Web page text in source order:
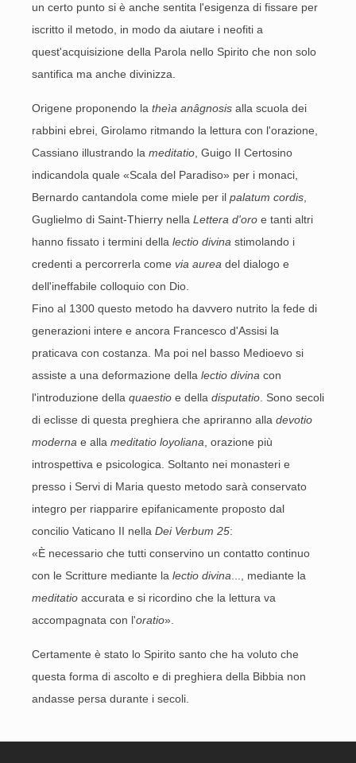
un certo punto si è anche sentita l'esigenza di fissare per
iscritto il metodo, in modo da aiutare i neofiti a
quest'acquisizione della Parola nello Spirito che non solo
santifica ma anche divinizza.
Origene proponendo la theìa anâgnosis alla scuola dei
rabbini ebrei, Girolamo ritmando la lettura con l'orazione,
Cassiano illustrando la meditatio , Guigo II Certosino
indicandola quale «Scala del Paradiso» per i monaci,
Bernardo cantandola come miele per il palatum cordis
Guglielmo di Saint-Thierry nella Lettera d'oro e tanti altri
hanno fissato i termini della lectio divina stimolando i
credenti a percorrerla come via aurea del dialogo e
dell'ineffabile colloquio con Dio.
Fino al 1300 questo metodo ha davvero nutrito la fede di
generazioni intere e ancora Francesco d'Assisi la
praticava con costanza. Ma poi nel basso Medioevo si
assiste a una deformazione della lectio divina con
l'introduzione della quaestio e della disputatio . Sono secoli
di eclisse di questa preghiera che apriranno alla devotio
moderna e alla meditatio loyoliana , orazione più
introspettiva e psicologica. Soltanto nei monasteri e
presso i Servi di Maria questo metodo sarà conservato
integro per riapparire epifanicamente proposto dal
concilio Vaticano II nella Dei Verbum 25:
«È necessario che tutti conservino un contatto continuo
con le Scritture mediante la lectio divina ..., mediante la
meditatio accurata e si ricordino che la lettura va
accompagnata con l'oratio».
Certamente è stato lo Spirito santo che ha voluto che
questa forma di ascolto e di preghiera della Bibbia non
andasse persa durante i secoli.